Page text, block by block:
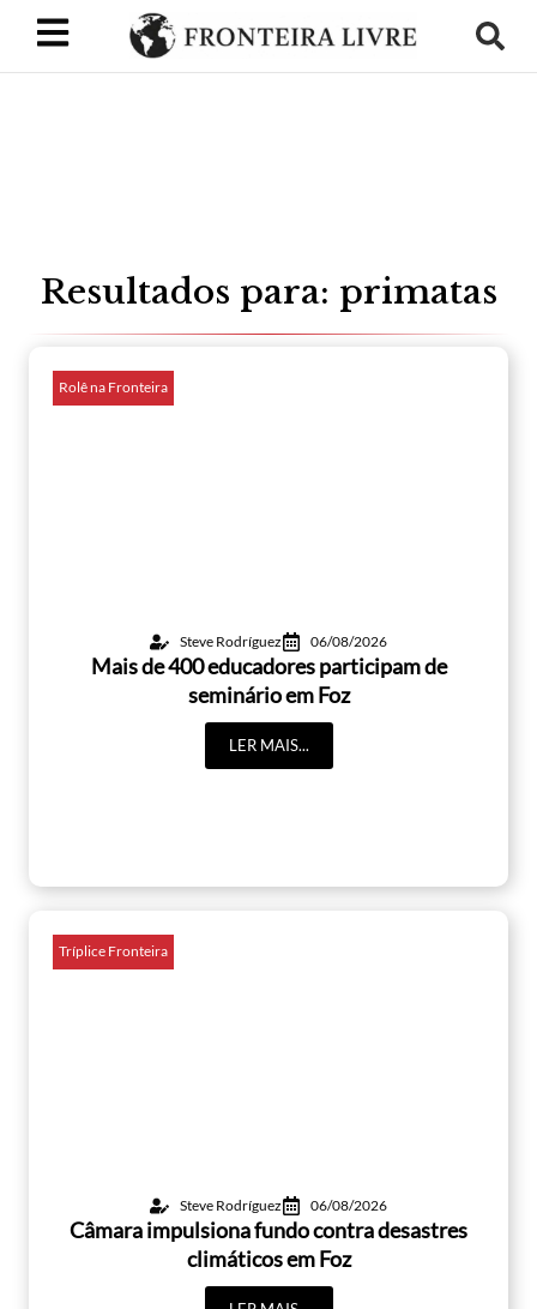
Resultados para: primatas
Rolê na Fronteira
Steve Rodríguez 06/08/2026
Mais de 400 educadores participam de
seminário em Foz
LER MAIS...
Tríplice Fronteira
Steve Rodríguez 06/08/2026
Câmara impulsiona fundo contra desastres
climáticos em Foz